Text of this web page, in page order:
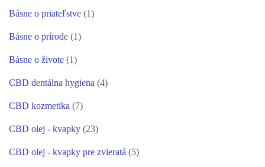
Básne o priateľstve (1)
Básne o prírode (1)
Básne o živote (1)
CBD dentálna hygiena (4)
CBD kozmetika (7)
CBD olej - kvapky (23)
CBD olej - kvapky pre zvieratá (5)